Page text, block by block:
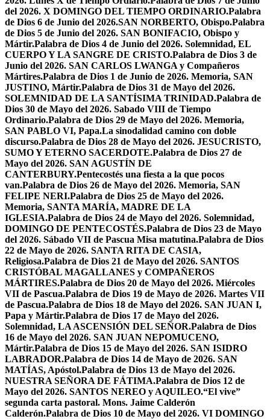
del 2026. X DOMINGO DEL TIEMPO ORDINARIO.Palabra
de Dios 6 de Junio del 2026.SAN NORBERTO, Obispo.Palabra
de Dios 5 de Junio del 2026. SAN BONIFACIO, Obispo y
Mártir.Palabra de Dios 4 de Junio del 2026. Solemnidad, EL
CUERPO Y LA SANGRE DE CRISTO.Palabra de Dios 3 de
Junio del 2026. SAN CARLOS LWANGA y Compañeros
Mártires.Palabra de Dios 1 de Junio de 2026. Memoria, SAN
JUSTINO, Mártir.Palabra de Dios 31 de Mayo del 2026.
SOLEMNIDAD DE LA SANTÍSIMA TRINIDAD.Palabra de
Dios 30 de Mayo del 2026. Sabado VIII de Tiempo
Ordinario.Palabra de Dios 29 de Mayo del 2026. Memoria,
SAN PABLO VI, Papa.La sinodalidad camino con doble
discurso.Palabra de Dios 28 de Mayo del 2026. JESUCRISTO,
SUMO Y ETERNO SACERDOTE.Palabra de Dios 27 de
Mayo del 2026. SAN AGUSTÍN DE
CANTERBURY.Pentecostés una fiesta a la que pocos
van.Palabra de Dios 26 de Mayo del 2026. Memoria, SAN
FELIPE NERI.Palabra de Dios 25 de Mayo del 2026.
Memoria, SANTA MARÍA, MADRE DE LA
IGLESIA.Palabra de Dios 24 de Mayo del 2026. Solemnidad,
DOMINGO DE PENTECOSTÉS.Palabra de Dios 23 de Mayo
del 2026. Sábado VII de Pascua Misa matutina.Palabra de Dios
22 de Mayo de 2026. SANTA RITA DE CASIA,
Religiosa.Palabra de Dios 21 de Mayo del 2026. SANTOS
CRISTÓBAL MAGALLANES y COMPAÑEROS
MÁRTIRES.Palabra de Dios 20 de Mayo del 2026. Miércoles
VII de Pascua.Palabra de Dios 19 de Mayo de 2026. Martes VII
de Pascua.Palabra de Dios 18 de Mayo del 2026. SAN JUAN I,
Papa y Mártir.Palabra de Dios 17 de Mayo del 2026.
Solemnidad, LA ASCENSIÓN DEL SEÑOR.Palabra de Dios
16 de Mayo del 2026. SAN JUAN NEPOMUCENO,
Mártir.Palabra de Dios 15 de Mayo del 2026. SAN ISIDRO
LABRADOR.Palabra de Dios 14 de Mayo de 2026. SAN
MATÍAS, Apóstol.Palabra de Dios 13 de Mayo del 2026.
NUESTRA SEÑORA DE FÁTIMA.Palabra de Dios 12 de
Mayo del 2026. SANTOS NEREO y AQUILEO.“El vive”
segunda carta pastoral. Mons. Jaime Calderón
Calderón.Palabra de Dios 10 de Mayo del 2026. VI DOMINGO